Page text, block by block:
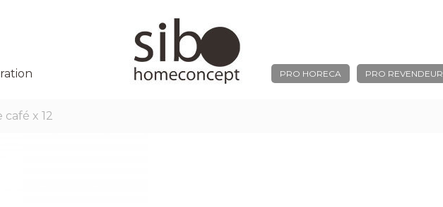
PRO HORECA PRO REVENDEUR
café x 12